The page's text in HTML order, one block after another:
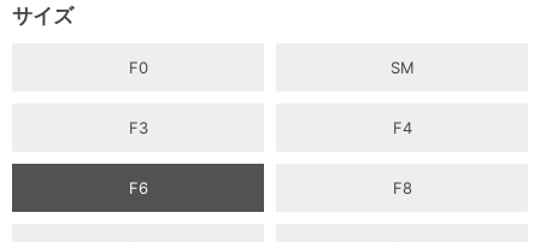
サイズ
F0 SM
F3 F4
F6 F8